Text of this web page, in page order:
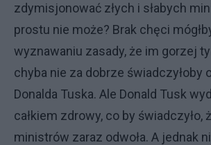
zdymisjonować złych i słabych
prostu nie może? Brak chęci
wyznawaniu zasady, że im gorzej
chyba nie za dobrze świadczyłoby
Donalda Tuska. Ale Donald Tusk
całkiem zdrowy, co by świadczyło,
ministrów zaraz odwoła. A jednak